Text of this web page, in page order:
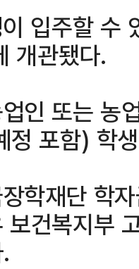
입주할 수
개관됐다.
인 또는 농
정 포함) 학
학재단 학
보건복지부